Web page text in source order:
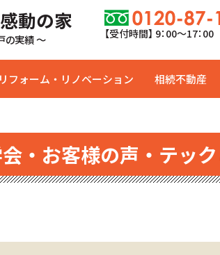
動の家
の実績 ～ 【受付時間】 9：00〜17：
リフォーム・リノベーション 相続不動産
・お客様の声・テッ